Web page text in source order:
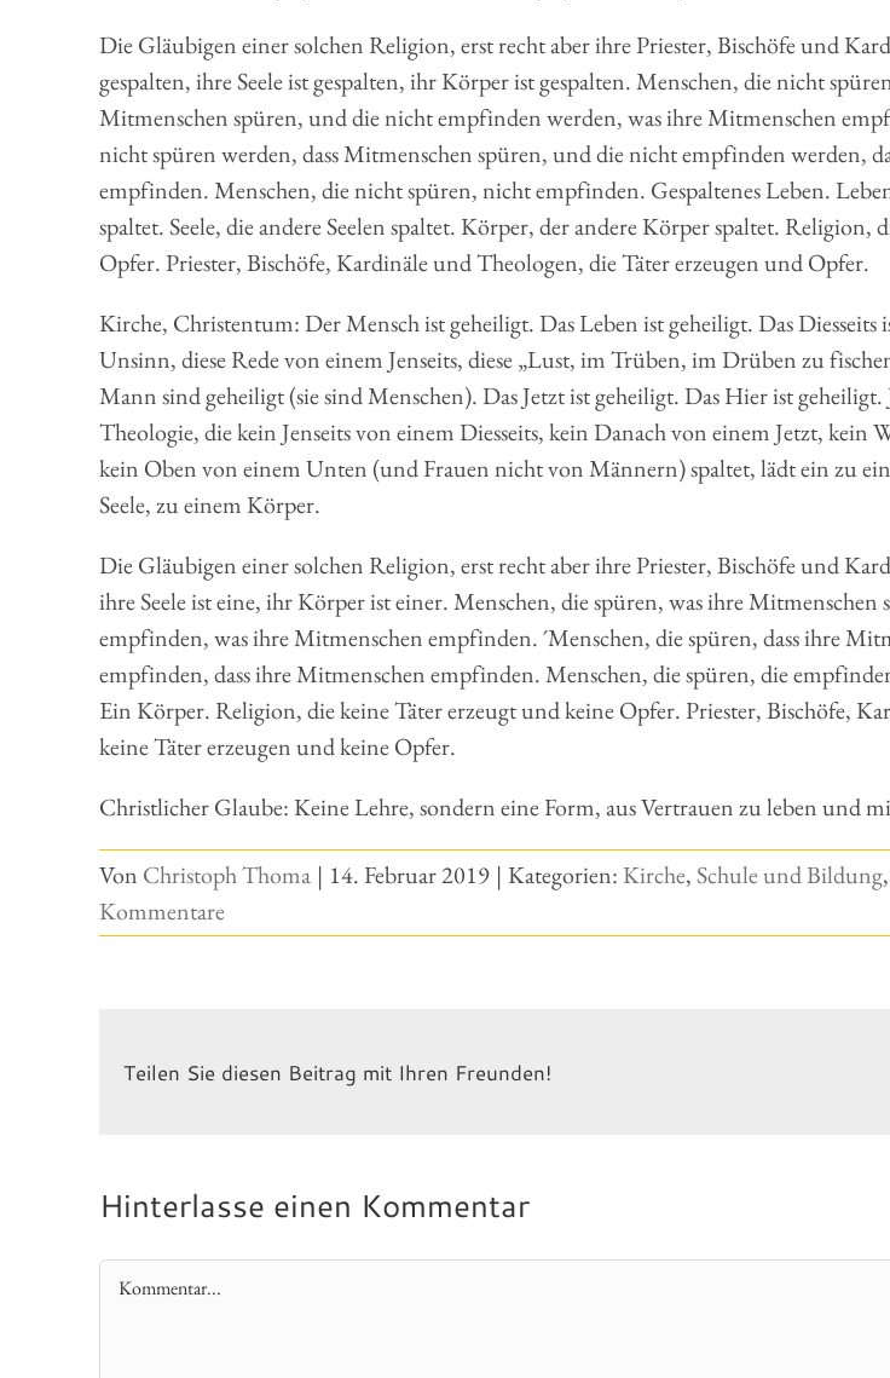
Die Gläubigen einer solchen Religion, erst recht aber ihre Priester, Bischöfe und
gespalten, ihre Seele ist gespalten, ihr Körper ist gespalten. Menschen, die nicht
Mitmenschen spüren, und die nicht empfinden werden, was ihre Mitmenschen
nicht spüren werden, dass Mitmenschen spüren, und die nicht empfinden werden,
empfinden. Menschen, die nicht spüren, nicht empfinden. Gespaltenes Leben.
spaltet. Seele, die andere Seelen spaltet. Körper, der andere Körper spaltet. Religion,
Opfer. Priester, Bischöfe, Kardinäle und Theologen, die Täter erzeugen und Opfer.
Kirche, Christentum: Der Mensch ist geheiligt. Das Leben ist geheiligt. Das Diesseits
Unsinn, diese Rede von einem Jenseits, diese „Lust, im Trüben, im Drüben zu
Mann sind geheiligt (sie sind Menschen). Das Jetzt ist geheiligt. Das Hier ist
Theologie, die kein Jenseits von einem Diesseits, kein Danach von einem Jetzt, kein
kein Oben von einem Unten (und Frauen nicht von Männern) spaltet, lädt ein zu
Seele, zu einem Körper.
Die Gläubigen einer solchen Religion, erst recht aber ihre Priester, Bischöfe und
ihre Seele ist eine, ihr Körper ist einer. Menschen, die spüren, was ihre Mitmenschen
empfinden, was ihre Mitmenschen empfinden. ´Menschen, die spüren, dass ihre
empfinden, dass ihre Mitmenschen empfinden. Menschen, die spüren, die
Ein Körper. Religion, die keine Täter erzeugt und keine Opfer. Priester, Bischöfe,
keine Täter erzeugen und keine Opfer.
Christlicher Glaube: Keine Lehre, sondern eine Form, aus Vertrauen zu leben und
Von Christoph Thoma | 14. Februar 2019 | Kategorien: Kirche, Schule und Bildung,
Kommentare
Teilen Sie diesen Beitrag mit Ihren Freunden!
Hinterlasse einen Kommentar
Kommentar